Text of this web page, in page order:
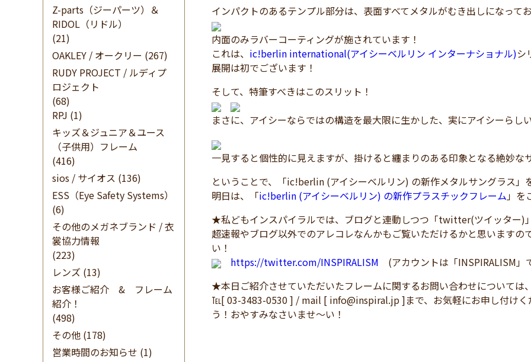
Z-parts（ジーパーツ）＆
RIDOL（リドル）
(21)
OAKLEY / オークリー (267)
RUDY PROJECT / ルディプ
ロジェクト
(68)
RPJ (1)
キッズ＆ジュニア＆ユース
（子供用）フレーム
(416)
sios / サイオス (136)
ESS（Eye Safety Systems）
(6)
その他のメガネブランド / 衣
裳協力情報
(223)
レンズ (13)
お客様ご紹介 & フレーム
紹介！
(498)
その他 (178)
営業時間のお知らせ (1)
インパクトのあるテンプル部分は、表面すべてメタルがむき出しになって
内面のみラバーコーティングが施されています！
これは、 ic!berlin international(アイシーベルリン インターナショナル)シ
展開は初でございます！
そして、特筆すべきはこのスリット！
まさに、アイシーならではの構造を最大限に生かした、実にアイシーらし
一見すると個性的に見えますが、掛けると纏まりのある印象となる絶妙な
ということで、「ic!berlin (アイシーベルリン) の新作メタルサングラス」
明日は、「ic!berlin (アイシーベルリン) の新作プラスチックフレーム」を
★私どもインスパイラルでは、ブログと連動しつつ「twitter(ツイッター)
超速報やブログ以外でのアレコレなんかもご覧いただけるかと思います
い！
https://twitter.com/INSPIRALISM (アカウントは「INSPIRALISM」
★本日ご紹介させていただいたフレームに関するお問い合わせについては、
℡[ 03-3483-0530 ] / mail [ info@inspiral.jp ]まで、お気軽にお申し付けく
う！おやすみなさいませ～い！